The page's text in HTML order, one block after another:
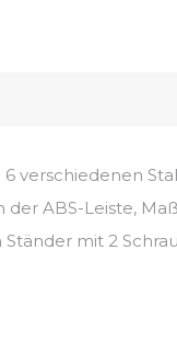
6 verschiedenen
ABS-Leiste,
mit 2